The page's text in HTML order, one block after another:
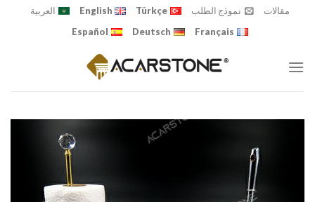
مقالات نموذج الطلب Türkçe
English
العربية
Français
Deutsch
Español